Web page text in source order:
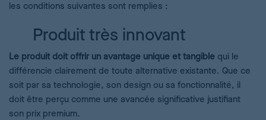
les conditions suivantes sont remplies :
Produit très innovant
Le produit doit offrir un avantage unique et tangible qui le
différencie clairement de toute alternative existante. Que ce
soit par sa technologie, son design ou sa fonctionnalité, il
doit être perçu comme une avancée significative justifiant
son prix premium.